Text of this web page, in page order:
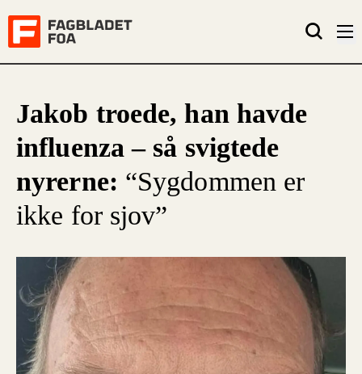
Jakob troede, han havde
influenza – så svigtede
nyrerne: “Sygdommen er
ikke for sjov”